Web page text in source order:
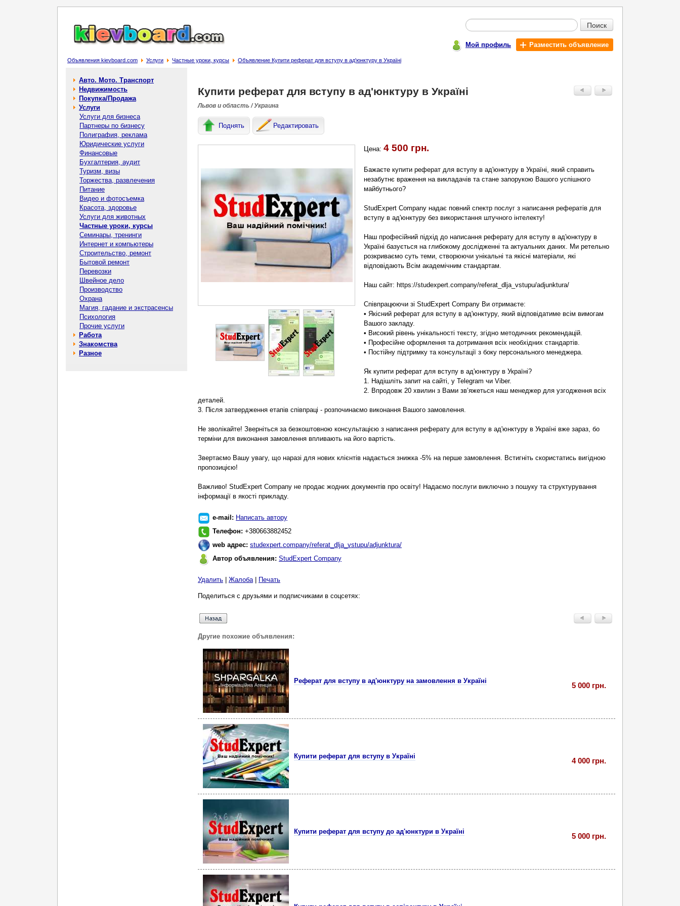
Поиск
Мой профиль Разместить объявление
Объявления kievboard.com Услуги Частные уроки, курсы Объявление Купити реферат для вступу в ад'юнктуру в Україні
Авто. Мото. Транспорт
Недвижимость
Покупка/Продажа
Услуги
Услуги для бизнеса
Партнеры по бизнесу
Полиграфия, реклама
Юридические услуги
Финансовые
Бухгалтерия, аудит
Туризм, визы
Торжества, развлечения
Питание
Видео и фотосъемка
Красота, здоровье
Услуги для животных
Частные уроки, курсы
Семинары, тренинги
Интернет и компьютеры
Строительство, ремонт
Бытовой ремонт
Перевозки
Швейное дело
Производство
Охрана
Магия, гадание и экстрасенсы
Психология
Прочие услуги
Работа
Знакомства
Разное
Купити реферат для вступу в ад'юнктуру в Україні
Львов и область / Украина
Поднять Редактировать
Цена: 4 500 грн.
Бажаєте купити реферат для вступу в ад'юнктуру в Україні, який справить
незабутнє враження на викладачів та стане запорукою Вашого успішного
майбутнього?
StudExpert Company надає повний спектр послуг з написання рефератів для
вступу в ад'юнктуру без використання штучного інтелекту!
Наш професійний підхід до написання реферату для вступу в ад'юнктуру в
Україні базується на глибокому дослідженні та актуальних даних. Ми ретельно
розкриваємо суть теми, створюючи унікальні та якісні матеріали, які
відповідають Всім академічним стандартам.
Наш сайт: https://studexpert.company/referat_dlja_vstupu/adjunktura/
Співпрацюючи зі StudExpert Company Ви отримаєте:
• Якісний реферат для вступу в ад'юнктуру, який відповідатиме всім вимогам
Вашого закладу.
• Високий рівень унікальності тексту, згідно методичних рекомендацій.
• Професійне оформлення та дотримання всіх необхідних стандартів.
• Постійну підтримку та консультації з боку персонального менеджера.
Як купити реферат для вступу в ад'юнктуру в Україні?
1. Надішліть запит на сайті, у Telegram чи Viber.
2. Впродовж 20 хвилин з Вами зв’яжеться наш менеджер для узгодження всіх
деталей.
3. Після затвердження етапів співпраці - розпочинаємо виконання Вашого замовлення.
Не зволікайте! Зверніться за безкоштовною консультацією з написання реферату для вступу в ад'юнктуру в Україні вже зараз, бо
терміни для виконання замовлення впливають на його вартість.
Звертаємо Вашу увагу, що наразі для нових клієнтів надається знижка -5% на перше замовлення. Встигніть скористатись вигідною
пропозицією!
Важливо! StudExpert Company не продає жодних документів про освіту! Надаємо послуги виключно з пошуку та структурування
інформації в якості прикладу.
e-mail: Написать автору
Телефон: +380663882452
web адрес: studexpert.company/referat_dlja_vstupu/adjunktura/
Автор объявления: StudExpert Company
Удалить Жалоба| Печать
Поделиться с друзьями и подписчиками в соцсетях:
Другие похожие объявления:
Реферат для вступу в ад'юнктуру на замовлення в Україні
5 000 грн.
Купити реферат для вступу в Україні
4 000 грн.
Купити реферат для вступу до ад'юнктури в Україні
5 000 грн.